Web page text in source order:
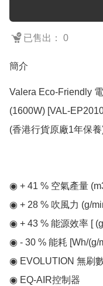
已售出： 0
簡介
Valera Eco-Friendly
(1600W) [VAL-
(香港行貨原廠1年保
◉ + 41 % 空氣產量
◉ + 28 % 吹風力 (g/
◉ + 43 % 能源效率 [
◉ - 30 % 能耗 [Wh/(g/
◉ EVOLUTION 無刷
◉ EQ-AIR控制器